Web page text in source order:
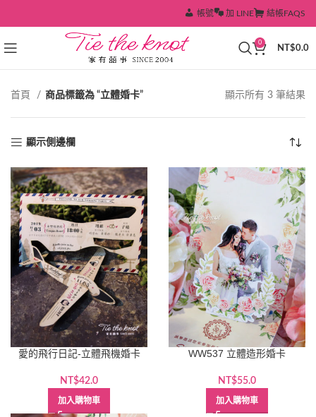
帳號 加 LINE 結帳FAQS
0
NT$0.0
首頁 商品標籤為 “立體婚卡” 顯示所有 3 筆結果
序
顯示側邊欄
愛的飛行日記-立體飛機婚卡
NT$42.0
加入購物車
WW537 立體造形婚卡
NT$55.0
加入購物車